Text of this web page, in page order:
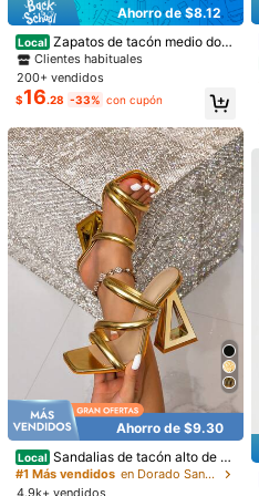
Material: Poliuretano
Ver
Recomendados Joyas & Relojes
Ahorro de $7.68
Ahorro de $8.12
Local Zapatos de tacón medio dora
dos glamorosos para mujer, sandali
as de mula con tacón grueso de cu
ero artificial con estampado de piel
de serpiente metálica, para atuend
Clientes habituales
200+ vendidos
$16.28 -33% con cupón
Ahorro de $9.30
Local Sandalias de tacón alto de m
ujer con puntera cuadrada y talón a
simétrico, de estilo elegante y casu
#1 Más vendidos
en Dorado Sandalias de tacón para mujer
4.9k+ vendidos